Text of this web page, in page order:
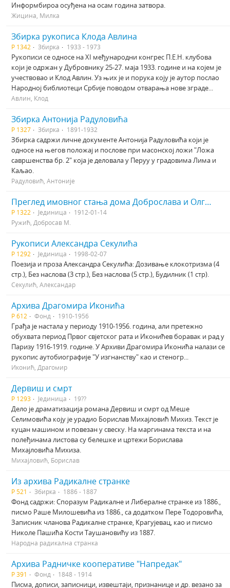
Информбироа осуђена на осам година затвора.
Жицина, Милка
Збирка рукописа Клода Авлина
Р 1342 Збирка 1933 - 1973
Рукописи се односе на XI међународни конгрес П.Е.Н. клубова
који је одржан у Дубровнику 25-27. маја 1933. године и на којем је
учествовао и Клод Авлин. Уз њих је и порука коју је аутор послао
Народној библиотеци Србије поводом отварања нове зграде...
Авлин, Клод
Збирка Антонија Радуловића
Р 1327 Збирка 1891-1932
Збирка садржи личне документе Антонија Радуловића који је
односе на његов положај и послове при масонској ложи "Ложа
савршенства бр. 2" која је деловала у Перуу у градовима Лима и
Каљао.
Радуловић, Антоније
Преглед имовног стања дома Доброслава и Олге Ружића
Р 1322 Јединица
1912-01-14
Ружић, Добросав М.
Рукописи Александра Секулића
Р 1292 Јединица 1998-02-07
Поезија и проза Александра Секулића: Дозивање клокотризма (4
стр.), Без наслова (3 стр.), Без наслова (5 стр.), Будилник (1 стр).
Секулић, Александар
Архива Драгомира Иконића
Р 612 Фонд 1910-1956
Грађа је настала у периоду 1910-1956. година, али претежно
обухвата период Првог свјетског рата и Иконићев боравак и рад у
Паризу 1916-1919. године. У Архиви Драгомира Иконића налази се
рукопис аутобиoграфије "У изгнанству" као и стеногр...
Иконић, Драгомир
Дервиш и смрт
Р 1293 Јединица 19??
Дело је драматизација романа Дервиш и смрт од Меше
Селимовића коју је урадио Борислав Михајловић Михиз. Текст је
куцан машином и повезан у свеску. На маргинама текста и на
полеђинама листова су белешке и цртежи Борислава
Михајловића Михиза.
Михајловић, Борислав
Из архива Радикалне странке
Р 521 Збирка 1886 - 1887
Фонд садржи: Споразум Радикалне и Либералне странке из 1886.,
писмо Раше Милошевића из 1886., са додатком Пере Тодоровића,
Записник чланова Радикалне странке, Крагујевац, као и писмо
Николе Пашића Кости Таушановићу из 1887.
Народна радикална странка
Архива Радничке кооперативе "Напредак"
Р 391 Фонд 1848 - 1914
Писма, дописи, записници, извештаји, признанице и др. везано за